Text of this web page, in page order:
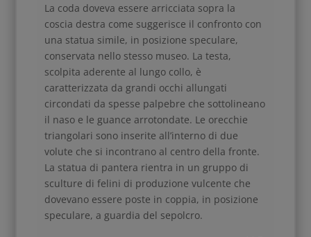
La coda doveva essere arricciata sopra la
coscia destra come suggerisce il confronto con
una statua simile, in posizione speculare,
conservata nello stesso museo. La testa,
scolpita aderente al lungo collo, è
caratterizzata da grandi occhi allungati
circondati da spesse palpebre che sottolineano
il naso e le guance arrotondate. Le orecchie
triangolari sono inserite all’interno di due
volute che si incontrano al centro della fronte.
La statua di pantera rientra in un gruppo di
sculture di felini di produzione vulcente che
dovevano essere poste in coppia, in posizione
speculare, a guardia del sepolcro.